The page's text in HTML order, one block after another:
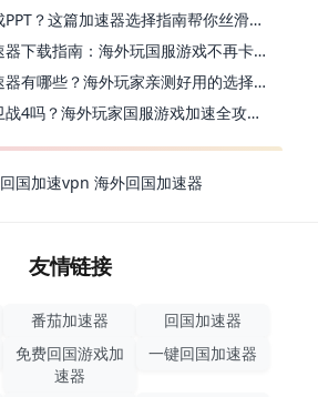
海外党打枪神纪卡成PPT？这篇加速器选择指南帮你丝滑上分
美国打我的起源加速器下载指南：海外玩国服游戏不再卡的终极方案
江南百景图国外加速器有哪些？海外玩家亲测好用的选择与避坑指南
去国外能打王国保卫战4吗？海外玩家国服游戏加速全攻略（附公主连结幻想江湖实测）
回国加速vpn 海外回国加速器
友情链接
番茄加速器
回国加速器
免费回国游戏加
速器
一键回国加速器